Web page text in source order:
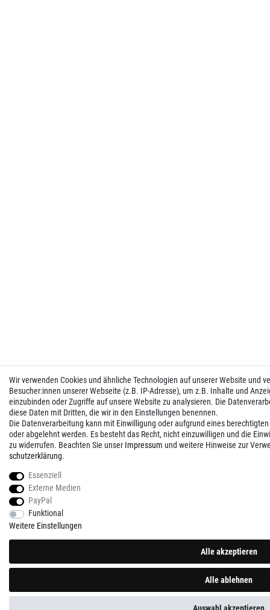
Wir verwenden Cookies und ähnliche Technologien auf unserer Website und
Besucher:innen unserer Webseite (z.B. IP-Adresse), um z.B. Inhalte und
einzubinden oder Zugriffe auf unsere Website zu analysieren. Die
diese Daten mit Dritten, die wir in den Einstellungen benennen.
Die Datenverarbeitung kann mit Einwilligung oder aufgrund eines
oder abgelehnt werden. Es besteht das Recht, nicht einzuwilligen und die
zu widerrufen. Beachten Sie unser Impressum und weitere Hinweise zur
schutz­erklärung.
Essenziell
Externe Medien
PayPal
Funktional
Weitere Einstellungen
Alle akzeptieren
Alle ablehnen
Auswahl akzeptieren